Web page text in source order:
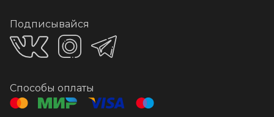
Подписывайся
Способы оплаты